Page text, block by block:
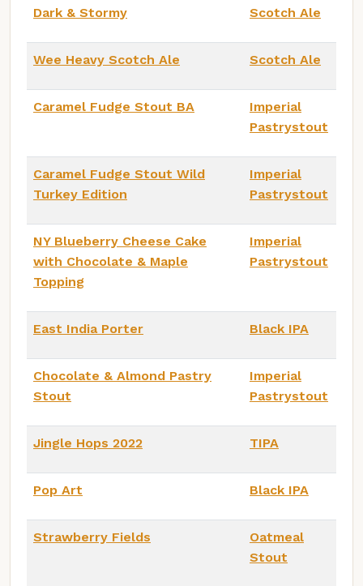
Dark & Stormy Scotch Ale
Wee Heavy Scotch Ale Scotch Ale
Caramel Fudge Stout BA
Imperial
Pastrystout
Caramel Fudge Stout Wild
Turkey Edition
Imperial
Pastrystout
NY Blueberry Cheese Cake
with Chocolate & Maple
Topping
Imperial
Pastrystout
East India Porter Black IPA
Chocolate & Almond Pastry
Stout
Imperial
Pastrystout
Jingle Hops 2022 TIPA
Pop Art Black IPA
Strawberry Fields
Oatmeal
Stout